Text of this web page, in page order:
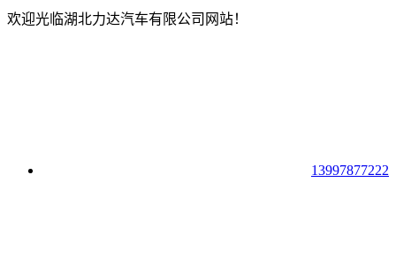
欢迎光临湖北力达汽车有限公司网站！
13997877222